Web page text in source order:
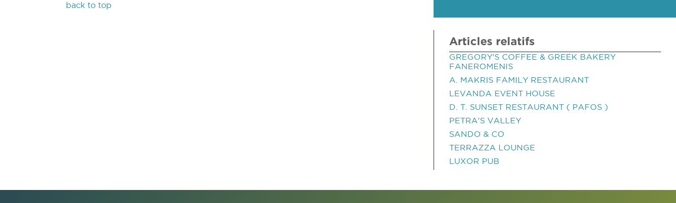
back to top
Articles relatifs
GREGORY'S COFFEE & GREEK BAKERY
FANEROMENIS
A. MAKRIS FAMILY RESTAURANT
LEVANDA EVENT HOUSE
D. T. SUNSET RESTAURANT ( PAFOS )
PETRA'S VALLEY
SANDO & CO
TERRAZZA LOUNGE
LUXOR PUB